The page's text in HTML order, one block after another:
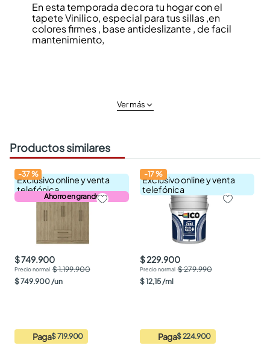
En esta temporada decora tu hogar con el
tapete Vinilico, especial para tus sillas ,en
colores firmes , base antideslizante , de facil
mantenimiento,
Ver más
Productos similares
Exclusivo online y venta
telefónica
Ahorro en grande
-37%
$ 749.900
$ 1.199.900
$749.900 /un
Paga$ 719.900
Exclusivo online y venta
telefónica
-17%
$ 229.900
$ 279.990
$12,15 /ml
Paga$ 224.900